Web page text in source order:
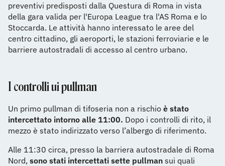
preventivi predisposti dalla Questura di Roma in vista
della gara valida per l'Europa League tra l'AS Roma e lo
Stoccarda. Le attività hanno interessato le aree del
centro cittadino, gli aeroporti, le stazioni ferroviarie e le
barriere autostradali di accesso al centro urbano.
I controlli ui pullman
Un primo pullman di tifoseria non a rischio è stato
intercettato intorno alle 11:00. Dopo i controlli di rito, il
mezzo è stato indirizzato verso l’albergo di riferimento.
Alle 11:30 circa, presso la barriera autostradale di Roma
Nord, sono stati intercettati sette pullman sui quali